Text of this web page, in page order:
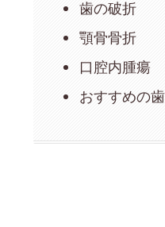
歯の破折
顎骨骨折
口腔内腫瘍
おすすめの